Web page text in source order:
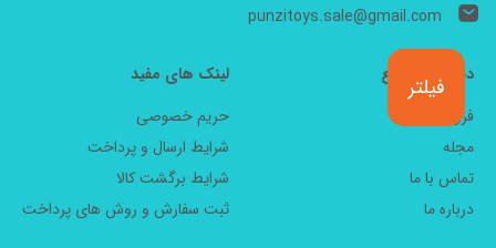
فیلتر
punzitoys.sale@gmail.com
دسترسی سریع
فروشگاه
مجله
تماس با ما
درباره ما
لینک های مفید
حریم خصوصی
شرایط ارسال و پرداخت
شرایط برگشت کالا
ثبت سفارش و روش های پرداخت